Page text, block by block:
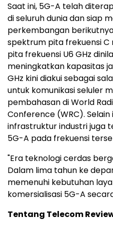
Saat ini, 5G-A telah
di seluruh dunia dan siap
perkembangan
spektrum pita frekuensi C
pita frekuensi U6 GHz
meningkatkan kapasitas
GHz kini diakui sebagai
untuk komunikasi seluler
pembahasan di World
Conference (WRC).
infrastruktur industri juga
5G-A pada frekuensi
"Era teknologi cerdas
Dalam lima tahun ke
memenuhi kebutuhan
komersialisasi 5G-A
Tentang Telecom